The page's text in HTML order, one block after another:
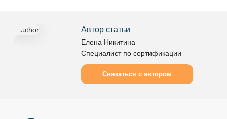
Автор статьи
Елена Никитина
Специалист по сертификации
Связаться с автором